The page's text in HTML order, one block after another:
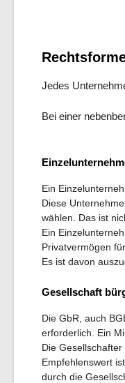
Jedes
Bei einer
Ein
Diese
wählen. Das ist
Ein
Privatvermögen
Es ist davon
Gesellschaft
Die GbR, auch
erforderlich. Ein
Die
Empfehlenswert
durch die